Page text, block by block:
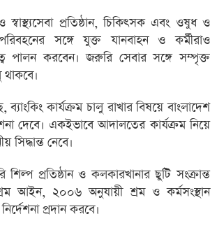
প্রতিষ্ঠান, চিকিৎসক এবং ওষুধ ও
সঙ্গে যুক্ত যানবাহন ও কর্মীরাও
পালন করবেন। জরুরি সেবার সঙ্গে সম্পৃক্ত
ব্যাংকিং কার্যক্রম চালু রাখার বিষয়ে বাংলাদেশ
দেবে। একইভাবে আদালতের কার্যক্রম নিয়ে
সিদ্ধান্ত নেবে।
শিল্প প্রতিষ্ঠান ও কলকারখানার ছুটি সংক্রান্ত
আইন, ২০০৬ অনুযায়ী শ্রম ও কর্মসংস্থান
প্রদান করবে।